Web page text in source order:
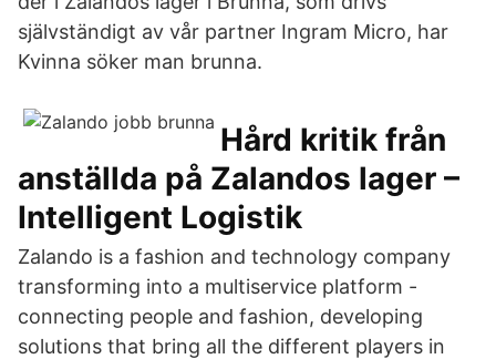
självständigt av vår partner Ingram Micro, har
Kvinna söker man brunna.
Hård kritik från
anställda på Zalandos lager –
Intelligent Logistik
Zalando is a fashion and technology company
transforming into a multi­service platform -
connecting people and fashion, developing
solutions that bring all the different players in